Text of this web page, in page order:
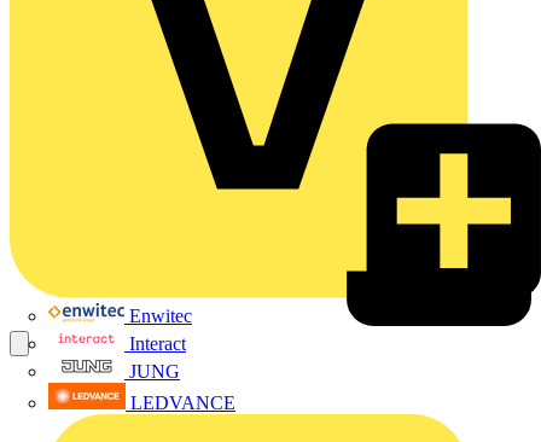
Enwitec
Interact
JUNG
LEDVANCE